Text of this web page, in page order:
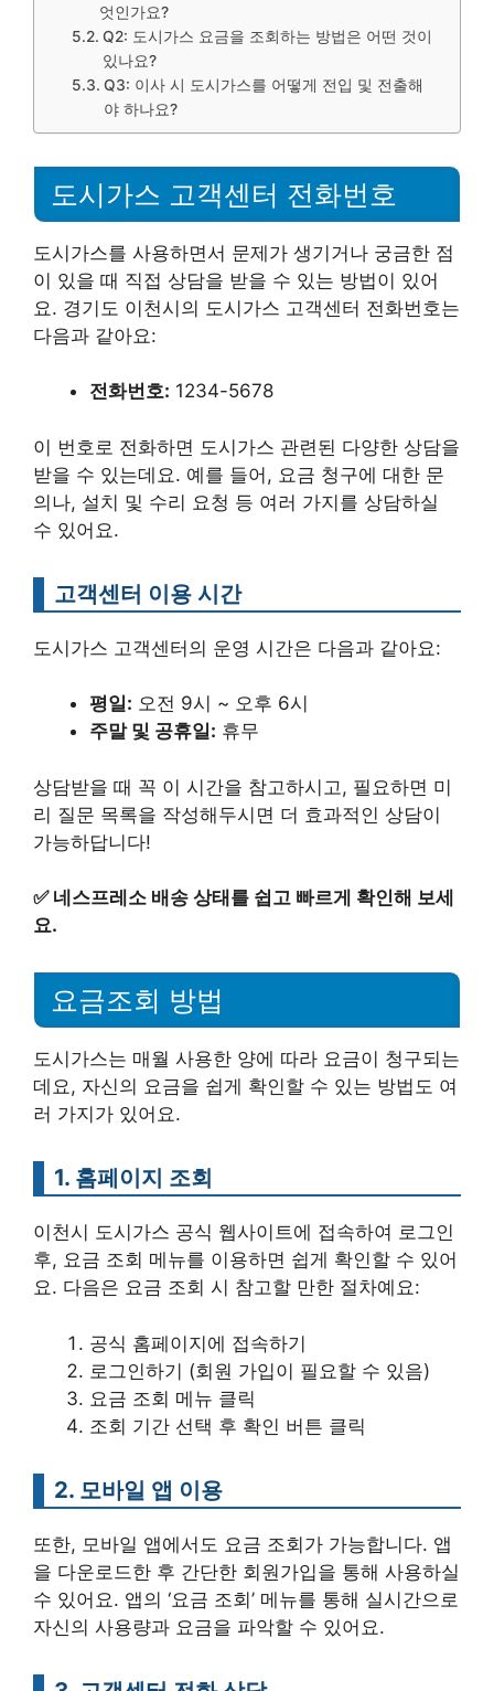
엇인가요?
Q2: 도시가스 요금을 조회하는 방법은 어떤 것이
있나요?
Q3: 이사 시 도시가스를 어떻게 전입 및 전출해
야 하나요?
도시가스 고객센터 전화번호
도시가스를 사용하면서 문제가 생기거나 궁금한 점
이 있을 때 직접 상담을 받을 수 있는 방법이 있어
요. 경기도 이천시의 도시가스 고객센터 전화번호는
다음과 같아요:
전화번호: 1234-5678
이 번호로 전화하면 도시가스 관련된 다양한 상담을
받을 수 있는데요. 예를 들어, 요금 청구에 대한 문
의나, 설치 및 수리 요청 등 여러 가지를 상담하실
수 있어요.
고객센터 이용 시간
도시가스 고객센터의 운영 시간은 다음과 같아요:
평일: 오전 9시 ~ 오후 6시
주말 및 공휴일: 휴무
상담받을 때 꼭 이 시간을 참고하시고, 필요하면 미
리 질문 목록을 작성해두시면 더 효과적인 상담이
가능하답니다!
✅ 네스프레소 배송 상태를 쉽고 빠르게 확인해 보세
요.
요금조회 방법
도시가스는 매월 사용한 양에 따라 요금이 청구되는
데요, 자신의 요금을 쉽게 확인할 수 있는 방법도 여
러 가지가 있어요.
1. 홈페이지 조회
이천시 도시가스 공식 웹사이트에 접속하여 로그인
후, 요금 조회 메뉴를 이용하면 쉽게 확인할 수 있어
요. 다음은 요금 조회 시 참고할 만한 절차예요:
공식 홈페이지에 접속하기
로그인하기 (회원 가입이 필요할 수 있음)
요금 조회 메뉴 클릭
조회 기간 선택 후 확인 버튼 클릭
2. 모바일 앱 이용
또한, 모바일 앱에서도 요금 조회가 가능합니다. 앱
을 다운로드한 후 간단한 회원가입을 통해 사용하실
수 있어요. 앱의 ‘요금 조회’ 메뉴를 통해 실시간으로
자신의 사용량과 요금을 파악할 수 있어요.